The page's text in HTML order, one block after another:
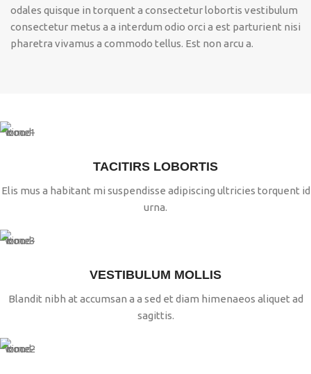
odales quisque in torquent a consectetur lobortis vestibulum
consectetur metus a a interdum odio orci a est parturient nisi
pharetra vivamus a commodo tellus. Est non arcu a.
TACITIRS LOBORTIS
Elis mus a habitant mi suspendisse adipiscing ultricies torquent id
urna.
VESTIBULUM MOLLIS
Blandit nibh at accumsan a a sed et diam himenaeos aliquet ad
sagittis.